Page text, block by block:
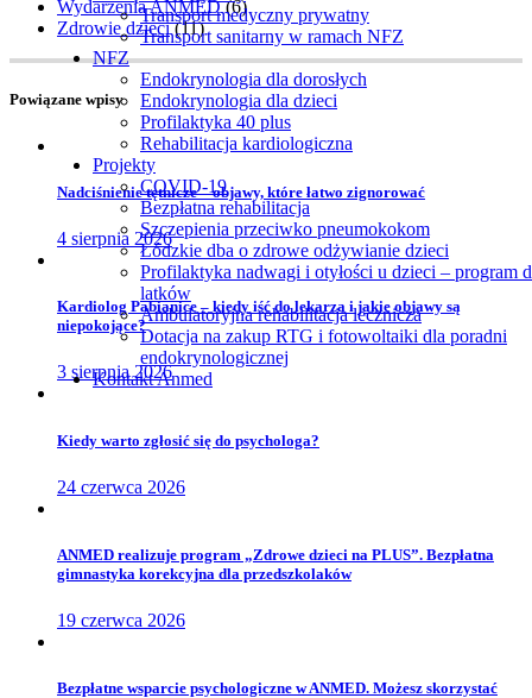
Transport medyczny prywatny
Transport sanitarny w ramach NFZ
NFZ
Endokrynologia dla dorosłych
Endokrynologia dla dzieci
Profilaktyka 40 plus
Rehabilitacja kardiologiczna
Projekty
COVID-19
Bezpłatna rehabilitacja
Szczepienia przeciwko pneumokokom
Łódzkie dba o zdrowe odżywianie dzieci
Profilaktyka nadwagi i otyłości u dzieci – program
latków
Ambulatoryjna rehabilitacja lecznicza
Dotacja na zakup RTG i fotowoltaiki dla poradni
endokrynologicznej
Kontakt Anmed
Wydarzenia ANMED(6)
Zdrowie dzieci(11)
Powiązane wpisy
Nadciśnienie tętnicze – objawy, które łatwo zignorować
4 sierpnia 2026
Kardiolog Pabianice – kiedy iść do lekarza i jakie objawy są
niepokojące?
3 sierpnia 2026
Kiedy warto zgłosić się do psychologa?
24 czerwca 2026
ANMED realizuje program „Zdrowe dzieci na PLUS”. Bezpłatna
gimnastyka korekcyjna dla przedszkolaków
19 czerwca 2026
Bezpłatne wsparcie psychologiczne w ANMED. Możesz skorzystać